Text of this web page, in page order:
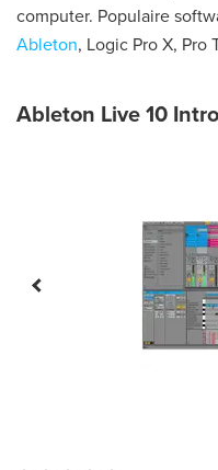
computer. Populaire
Ableton, Logic Pro X, Pro
Ableton Live 10